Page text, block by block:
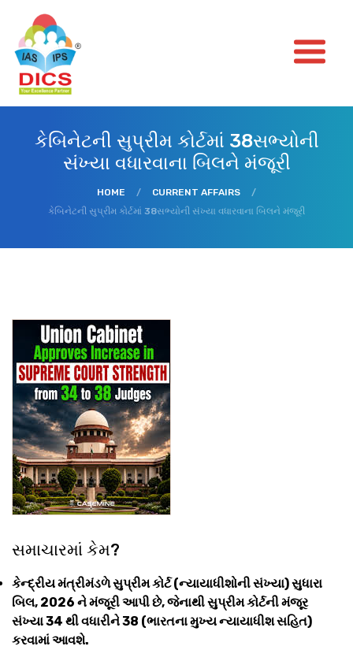
કેબિનેટની સુપ્રીમ કોર્ટમાં 38સભ્યોની
સંખ્યા વધારવાના બિલને મંજૂરી
HOME / CURRENT AFFAIRS
/
કેબિનેટની સુપ્રીમ કોર્ટમાં 38સભ્યોની સંખ્યા વધારવાના બિલને મંજૂરી
સમાચારમાં કેમ?
કેન્દ્રીય મંત્રીમંડળે સુપ્રીમ કોર્ટ (ન્યાયાધીશોની સંખ્યા) સુધારા
બિલ, 2026 ને મંજૂરી આપી છે, જેનાથી સુપ્રીમ કોર્ટની મંજૂર
સંખ્યા 34 થી વધારીને 38 (ભારતના મુખ્ય ન્યાયાધીશ સહિત)
કરવામાં આવશે.